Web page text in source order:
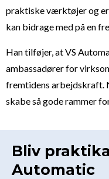
praktiske værktøjer og
kan bidrage med på en
Han tilføjer, at VS
ambassadører for
fremtidens arbejdskraft.
skabe så gode rammer
Bliv
Automatic